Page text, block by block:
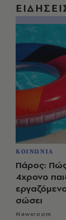
ΚΟΙΝΩΝΙΑ
Πάρος:
4χρονο
σώσει
Newsroom